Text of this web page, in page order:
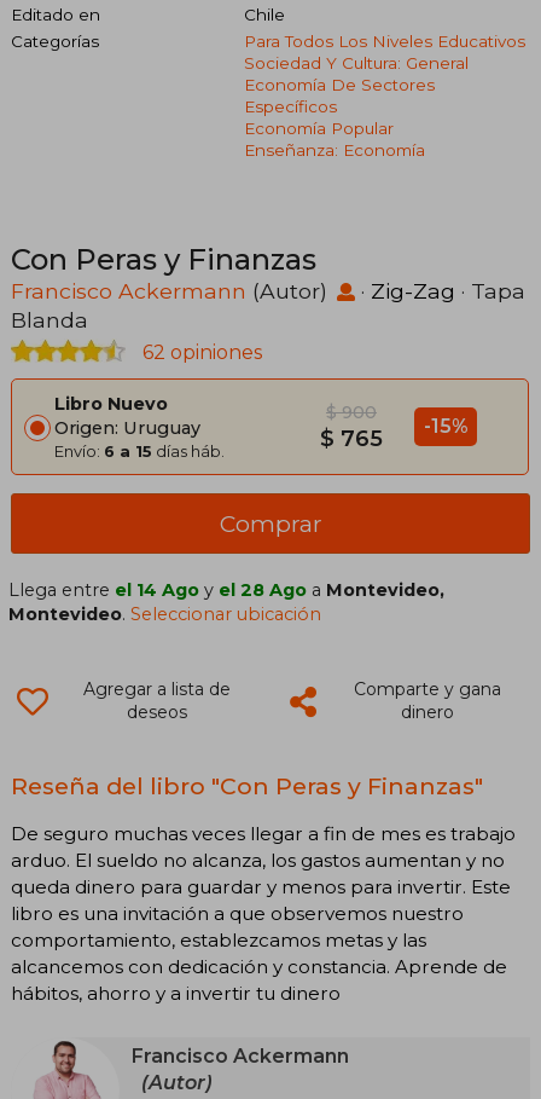
Editado en
Chile
Categorías
Para Todos Los Niveles Educativos
Sociedad Y Cultura: General
Economía De Sectores
Específicos
Economía Popular
Enseñanza: Economía
Con Peras y Finanzas
Francisco Ackermann (Autor) · Zig-Zag · Tapa
Blanda
62 opiniones
Libro Nuevo
Origen: Uruguay
Envío: 6 a 15 días háb.
$ 900
$ 765 -15%
Comprar
Llega entre el 14 Ago y el 28 Ago a Montevideo,
Montevideo.Seleccionar ubicación
Agregar a lista de
deseos
Comparte y gana
dinero
Reseña del libro "Con Peras y Finanzas"
De seguro muchas veces llegar a fin de mes es trabajo
arduo. El sueldo no alcanza, los gastos aumentan y no
queda dinero para guardar y menos para invertir. Este
libro es una invitación a que observemos nuestro
comportamiento, establezcamos metas y las
alcancemos con dedicación y constancia. Aprende de
hábitos, ahorro y a invertir tu dinero
Francisco Ackermann
(Autor)